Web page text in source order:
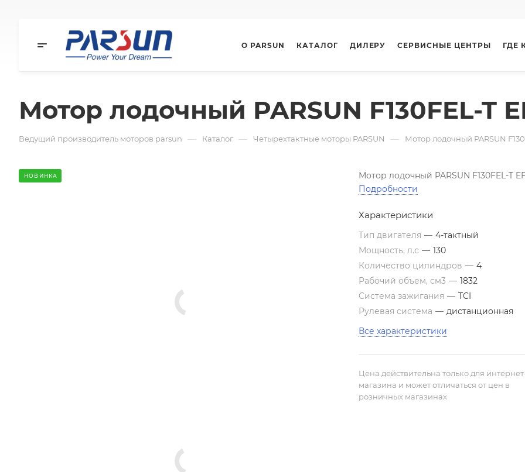
О PARSUN КАТАЛОГ ДИЛЕРУ СЕРВИСНЫЕ ЦЕНТРЫ ГДЕ
Мотор лодочный PARSUN F130FEL-T
Ведущий производитель моторов parsun — Каталог — Четырехтактные моторы PARSUN — Мотор лодочный PARSUN
НОВИНКА
Мотор лодочный PARSUN F130FEL-T
Подробности
Характеристики
Тип двигателя — 4-тактный
Мощность, л.с — 130
Количество цилиндров — 4
Рабочий объем, см3 — 1832
Система зажигания — TCI
Рулевая система — дистанционная
Все характеристики
Цена действительна только для
магазина и может отличаться от цен в
розничных магазинах